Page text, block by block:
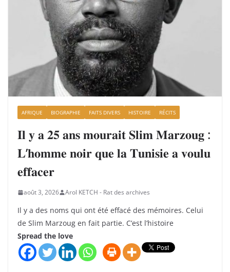
AFRIQUE BIOGRAPHIE FAITS DIVERS HISTOIRE RÉCITS
𝐈𝐥 𝐲 𝐚 𝟐𝟓 𝐚𝐧𝐬 𝐦𝐨𝐮𝐫𝐚𝐢𝐭 𝐒𝐥𝐢𝐦 𝐌𝐚𝐫𝐳𝐨𝐮𝐠 :
𝐋’𝐡𝐨𝐦𝐦𝐞 𝐧𝐨𝐢𝐫 𝐪𝐮𝐞 𝐥𝐚 𝐓𝐮𝐧𝐢𝐬𝐢𝐞 𝐚 𝐯𝐨𝐮𝐥𝐮
𝐞𝐟𝐟𝐚𝐜𝐞𝐫
août 3, 2026 Arol KETCH - Rat des archives
Il y a des noms qui ont été effacé des mémoires. Celui
de Slim Marzoug en fait partie. C’est l’histoire
Spread the love